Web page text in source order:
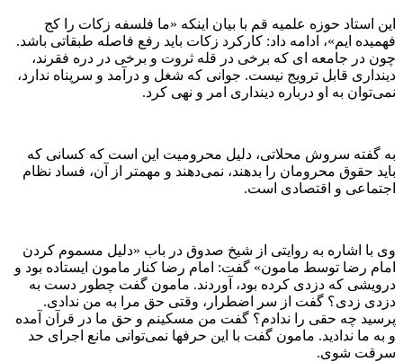
این استاد حوزه علمیه قم با بیان اینکه «ما فلسفه زکات را کج
فهمیده ایم»، ادامه داد: کارکرد زکات باید رفع فاصله طبقاتی باشد.
چون در جامعه ای که برخی در قله ثروت و برخی در دره فقرند،
دینداری قابل ترویج نیست. جوانی که شغل و درآمد و سرپناه ندارد،
نمی‌توان به او درباره دینداری امر و نهی کرد.
به گفته سروش محلاتی، دلیل محرومیت این است که کسانی که
باید حقوق محرومان را بدهند، نمی‌دهند و مهمتر از آن، فساد نظام
اجتماعی و اقتصادی است.
وی با اشاره به روایتی از شیخ صدوق در باب «دلیل مسموم کردن
امام رضا توسط مامون» گفت: امام رضا کنار مامون ایستاده بود و
درویشی که دزدی کرده بود، آوردند. مامون گفت چطور دست به
دزدی زدی؟ گفت از سر اضطرار، وقتی حق مرا به من ندادی.
پرسید چه حقی را ندادم؟ گفت من مسکینم و حق ما در قرآن آمده
و به ما ندادید. مامون گفت با این حرفها نمی‌توانی مانع اجرای حد
سرقت شوی.